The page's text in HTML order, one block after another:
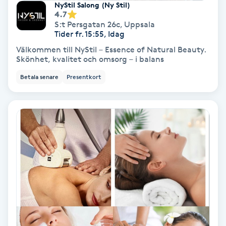
BIAB
Brynfärgning
Brynplockning
Bröllopsuppsättning
NyStil Salong (Ny Stil)
4.7
S:t Persgatan 26c, Uppsala
Tider fr. 15:55, Idag
Välkommen till NyStil – Essence of Natural Beauty.
Skönhet, kvalitet och omsorg – i balans
Betala senare Presentkort